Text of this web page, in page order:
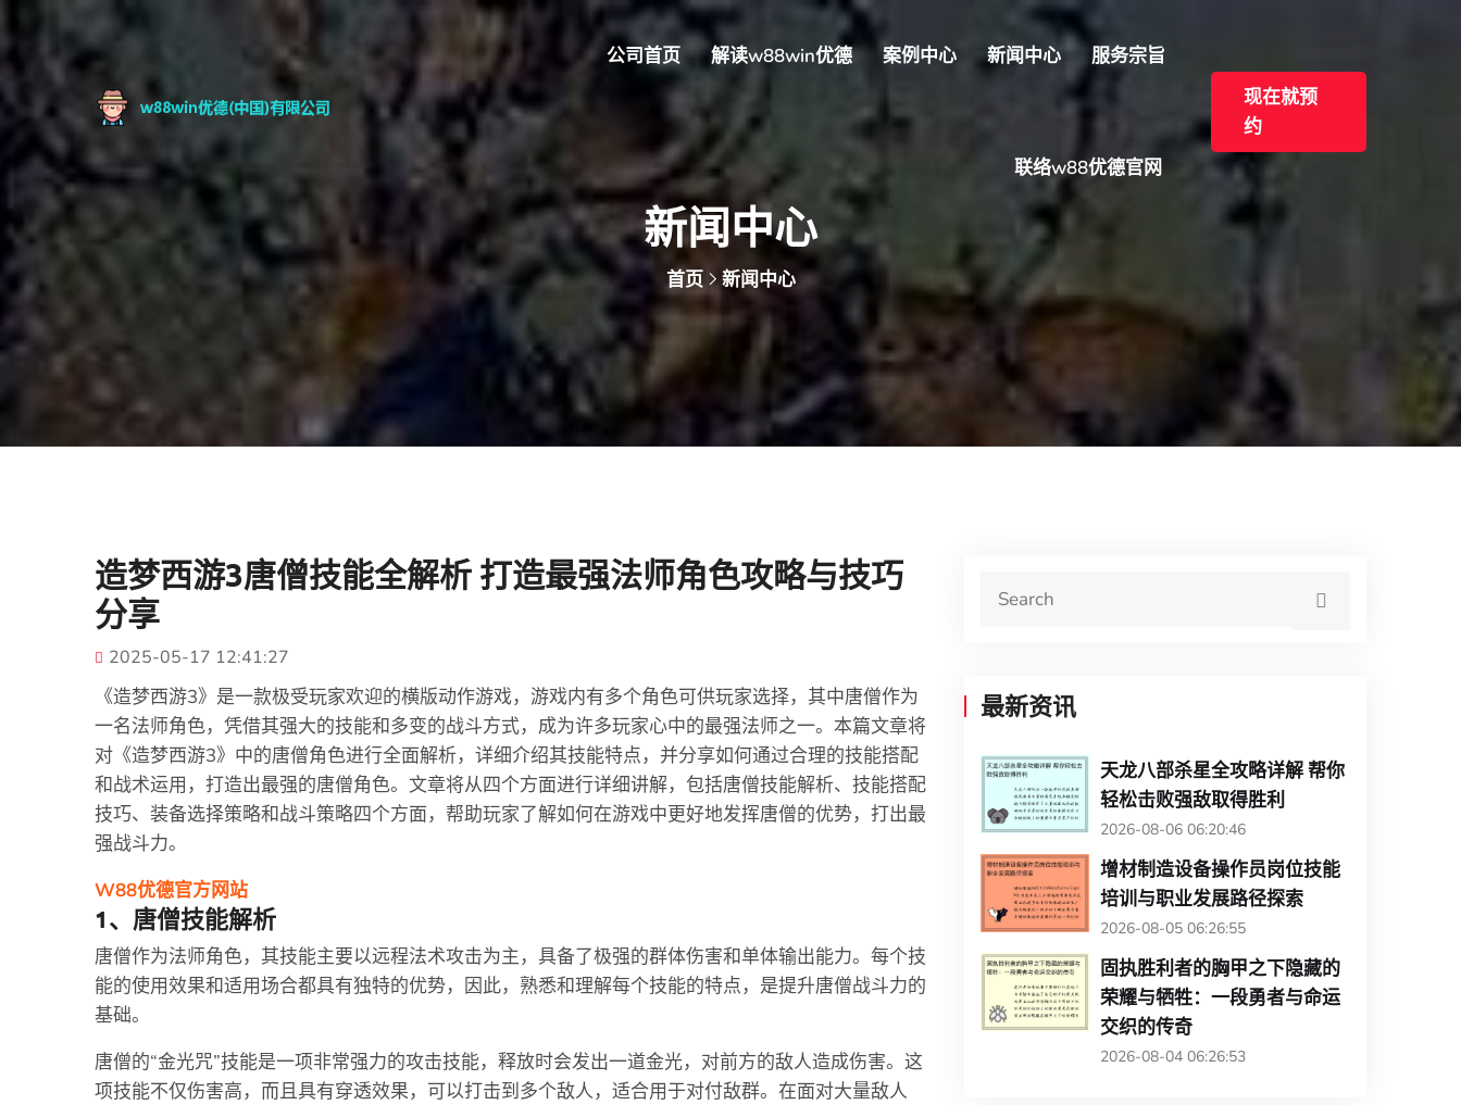
公司首页 解读w88win优德 案例中心 新闻中心 服务宗旨
联络w88优德官网
现在就预
约
新闻中心
首页 新闻中心
造梦西游3唐僧技能全解析 打造最强法师角色攻略与技巧
分享
2025-05-17 12:41:27
《造梦西游3》是一款极受玩家欢迎的横版动作游戏，游戏内有多个角色可供玩家选择，其中唐僧作为
一名法师角色，凭借其强大的技能和多变的战斗方式，成为许多玩家心中的最强法师之一。本篇文章将
对《造梦西游3》中的唐僧角色进行全面解析，详细介绍其技能特点，并分享如何通过合理的技能搭配
和战术运用，打造出最强的唐僧角色。文章将从四个方面进行详细讲解，包括唐僧技能解析、技能搭配
技巧、装备选择策略和战斗策略四个方面，帮助玩家了解如何在游戏中更好地发挥唐僧的优势，打出最
强战斗力。
W88优德官方网站
1、唐僧技能解析
唐僧作为法师角色，其技能主要以远程法术攻击为主，具备了极强的群体伤害和单体输出能力。每个技
能的使用效果和适用场合都具有独特的优势，因此，熟悉和理解每个技能的特点，是提升唐僧战斗力的
基础。
唐僧的“金光咒”技能是一项非常强力的攻击技能，释放时会发出一道金光，对前方的敌人造成伤害。这
项技能不仅伤害高，而且具有穿透效果，可以打击到多个敌人，适合用于对付敌群。在面对大量敌人
最新资讯
天龙八部杀星全攻略详解 帮你
轻松击败强敌取得胜利
2026-08-06 06:20:46
增材制造设备操作员岗位技能
培训与职业发展路径探索
2026-08-05 06:26:55
固执胜利者的胸甲之下隐藏的
荣耀与牺牲：一段勇者与命运
交织的传奇
2026-08-04 06:26:53